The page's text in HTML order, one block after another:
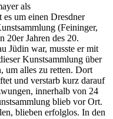
als
um einen Dresdner
(Feininger,
20er Jahren des 20.
Jüdin war, musste er mit
Kunstsammlung über
um alles zu retten. Dort
und verstarb kurz darauf
innerhalb von 24
blieb vor Ort.
blieben erfolglos. In den